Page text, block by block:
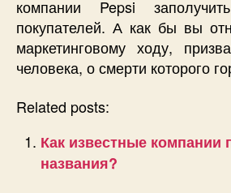
компании Pepsi
покупателей. А как бы вы
маркетинговому ходу,
человека, о смерти которого
Related posts:
Как известные компании
названия?